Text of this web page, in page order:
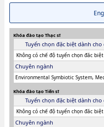
Khóa đào tạo Thạc sĩ
Tuyển chọn đặc biệt dành cho
Không có chế độ tuyển chọn đăc
Chuyên ngành
Environmental Symbiotic System,
Khóa đào tạo Tiến sĩ
Tuyển chọn đặc biệt dành cho
Không có chế độ tuyển chọn đăc
Chuyên ngành